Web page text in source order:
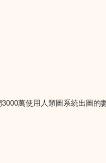
萬使用人類圖系統出圖的